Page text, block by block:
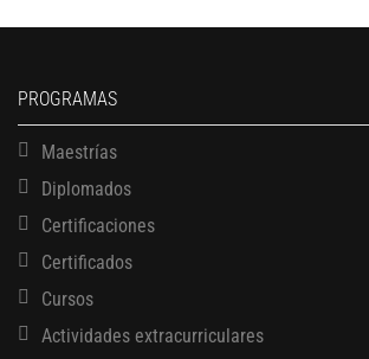
PROGRAMAS
Maestrías
Diplomados
Certificaciones
Certificados
Cursos
Actividades extracurriculares